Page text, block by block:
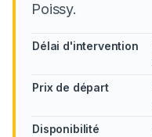
Poissy.
Délai d'intervention
Prix de départ
Disponibilité